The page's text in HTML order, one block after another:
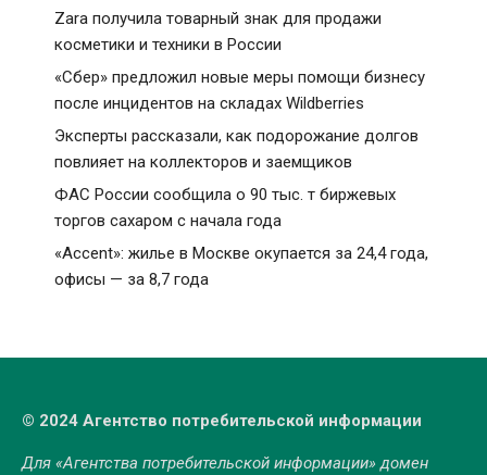
Zara получила товарный знак для продажи
косметики и техники в России
«Сбер» предложил новые меры помощи бизнесу
после инцидентов на складах Wildberries
Эксперты рассказали, как подорожание долгов
повлияет на коллекторов и заемщиков
ФАС России сообщила о 90 тыс. т биржевых
торгов сахаром с начала года
«Accent»: жилье в Москве окупается за 24,4 года,
офисы — за 8,7 года
© 2024 Агентство потребительской информации
Для «Агентства потребительской информации» домен